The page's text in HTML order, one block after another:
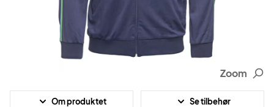
Zoom
Om produktet Se tilbehør